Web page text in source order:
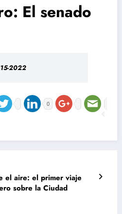
El senado
2022
0
el aire: el primer viaje
sobre la Ciudad